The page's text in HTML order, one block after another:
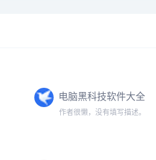
电脑黑科技软件大全
作者很懒，没有填写描述。